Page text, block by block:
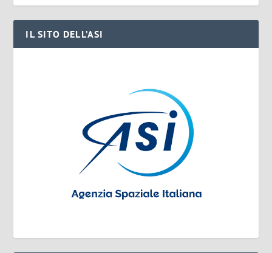
IL SITO DELL’ASI